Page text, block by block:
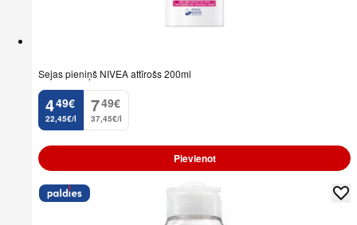
Sejas pieniņš NIVEA attīrošs 200ml
4
. 49€
22,45€/l
7
. 49€
37,45€/l
Pievienot